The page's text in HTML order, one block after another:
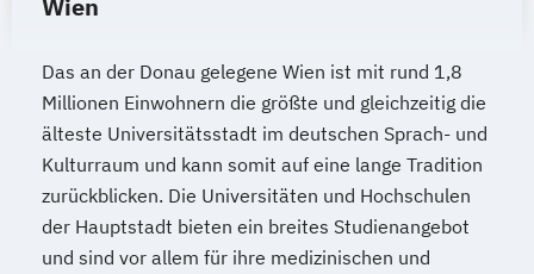
Wien
Das an der Donau gelegene Wien ist mit rund 1,8
Millionen Einwohnern die größte und gleichzeitig die
älteste Universitätsstadt im deutschen Sprach- und
Kulturraum und kann somit auf eine lange Tradition
zurückblicken. Die Universitäten und Hochschulen
der Hauptstadt bieten ein breites Studienangebot
und sind vor allem für ihre medizinischen und